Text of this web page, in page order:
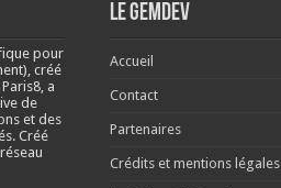
pour
créé
a
de
et des
Créé
Le Gemdev
Accueil
Contact
Partenaires
Crédits et mentions légales